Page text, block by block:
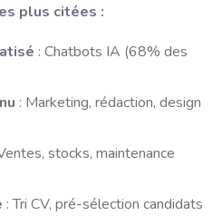
plus citées :
: Chatbots IA (68% des
: Marketing, rédaction, design
stocks, maintenance
: Tri CV, pré-sélection candidats